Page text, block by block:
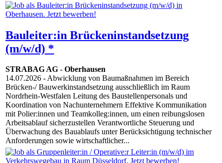
Bauleiter:in Brückeninstandsetzung
(m/w/d) *
STRABAG AG - Oberhausen
14.07.2026 - Abwicklung von Baumaßnahmen im Bereich
Brücken-/ Bauwerkinstandsetzung ausschließlich im Raum
Nordrhein-Westfalen Leitung des Baustellenpersonals und
Koordination von Nachunternehmern Effektive Kommunikation
mit Polier:innen und Teamkolleg:innen, um einen reibungslosen
Arbeitsablauf sicherzustellen Verantwortliche Steuerung und
Überwachung des Bauablaufs unter Berücksichtigung technischer
Anforderungen sowie wirtschaftlicher...